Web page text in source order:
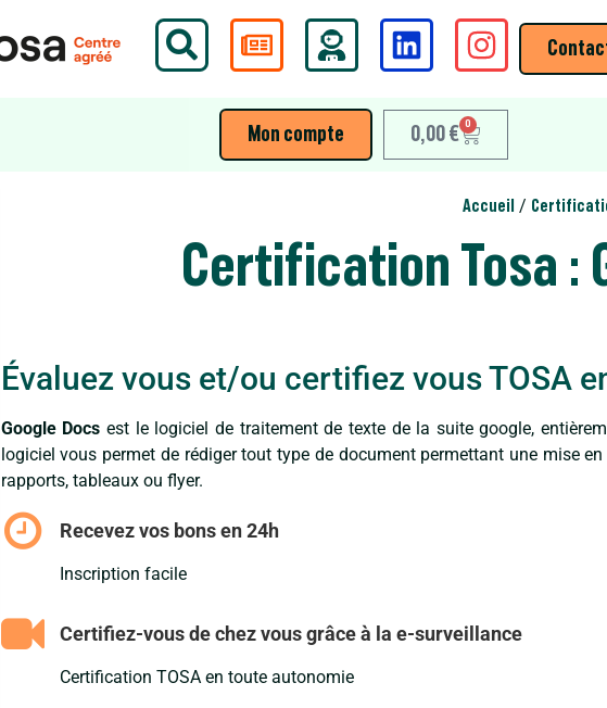
Mon compte 0,00 € 0
Accueil /
Certification Tosa :
Évaluez vous et/ou certifiez vous TOSA
Google Docsest le logiciel de traitement de texte de la suite google,
logiciel vous permet de rédiger tout type de document permettant une mise
rapports, tableaux ou flyer.
Recevez vos bons en 24h
Inscription facile
Certifiez-vous de chez vous grâce à la e-surveillance
Certification TOSA en toute autonomie